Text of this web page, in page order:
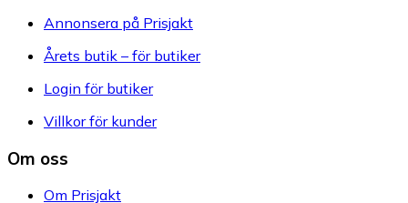
Annonsera på Prisjakt
Årets butik – för butiker
Login för butiker
Villkor för kunder
Om oss
Om Prisjakt